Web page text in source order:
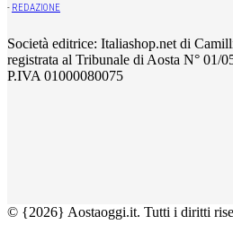
- REDAZIONE
Società editrice: Italiashop.net di
registrata al Tribunale di Aosta N° 01/
P.IVA 01000080075
© {2026} Aostaoggi.it. Tutti i diritti